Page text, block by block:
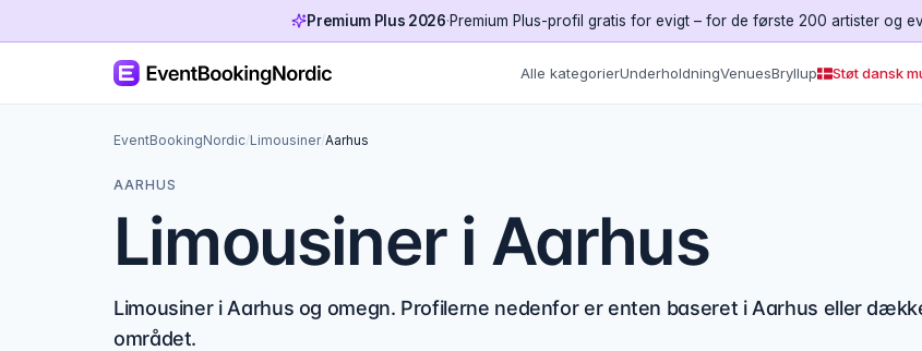
Premium Plus 2026·Premium Plus-profil gratis for evigt – for de første 200 artister og
Alle kategorierUnderholdningVenuesBryllup Støt dansk
EventBookingNordic/Limousiner/Aarhus
AARHUS
Limousiner i Aarhus
Limousiner i Aarhus og omegn. Profilerne nedenfor er enten baseret i Aarhus eller
området.